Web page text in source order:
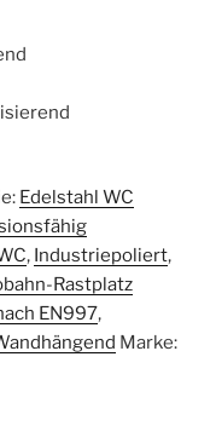
Edelstahl WC
, Industriepoliert,
Rastplatz
EN997,
Marke: